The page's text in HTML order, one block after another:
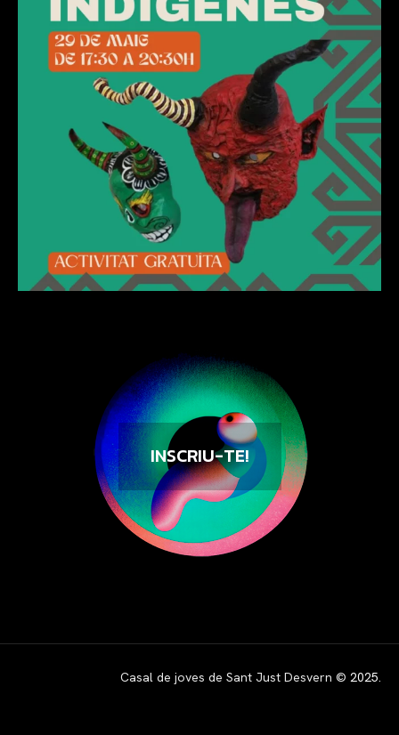
INSCRIU-TE!
Casal de joves de Sant Just Desvern © 2025.